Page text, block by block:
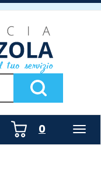
Cerca Prodotto
0prodotti
inseriti